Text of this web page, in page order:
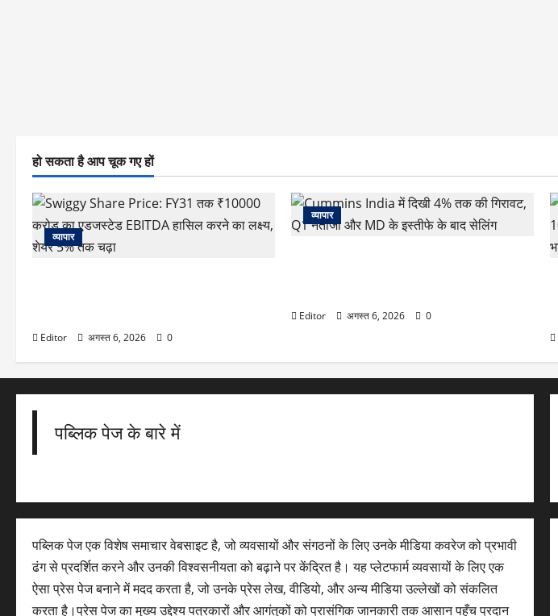
हो सकता है आप चूक गए हों
व्यापार
Editor अगस्त 6, 2026 0
व्यापार
Editor अगस्त 6, 2026 0
पब्लिक पेज के बारे में
पब्लिक पेज एक विशेष समाचार वेबसाइट है, जो व्यवसायों और संगठनों के लिए उनके मीडिया कवरेज को प्रभावी
ढंग से प्रदर्शित करने और उनकी विश्वसनीयता को बढ़ाने पर केंद्रित है। यह प्लेटफार्म व्यवसायों के लिए एक
ऐसा प्रेस पेज बनाने में मदद करता है, जो उनके प्रेस लेख, वीडियो, और अन्य मीडिया उल्लेखों को संकलित
करता है।प्रेस पेज का मुख्य उद्देश्य पत्रकारों और आगंतुकों को प्रासंगिक जानकारी तक आसान पहुँच प्रदान